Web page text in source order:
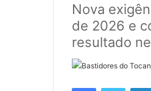
Nova
de 2026 e
resultado